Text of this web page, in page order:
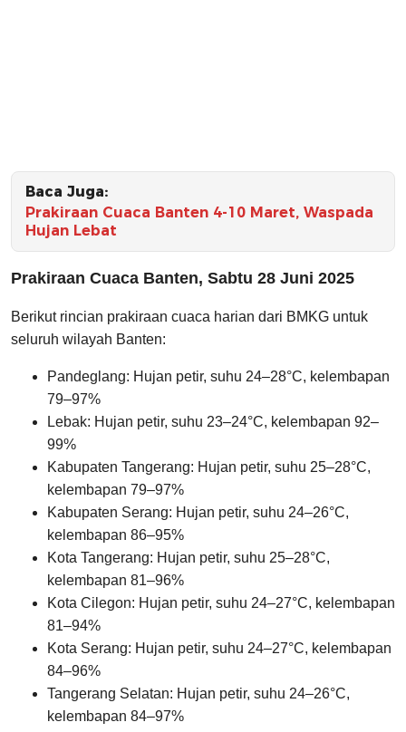
Baca Juga:
Prakiraan Cuaca Banten 4-10 Maret, Waspada
Hujan Lebat
Prakiraan Cuaca Banten, Sabtu 28 Juni 2025
Berikut rincian prakiraan cuaca harian dari BMKG untuk
seluruh wilayah Banten:
Pandeglang: Hujan petir, suhu 24–28°C, kelembapan
79–97%
Lebak: Hujan petir, suhu 23–24°C, kelembapan 92–
99%
Kabupaten Tangerang: Hujan petir, suhu 25–28°C,
kelembapan 79–97%
Kabupaten Serang: Hujan petir, suhu 24–26°C,
kelembapan 86–95%
Kota Tangerang: Hujan petir, suhu 25–28°C,
kelembapan 81–96%
Kota Cilegon: Hujan petir, suhu 24–27°C, kelembapan
81–94%
Kota Serang: Hujan petir, suhu 24–27°C, kelembapan
84–96%
Tangerang Selatan: Hujan petir, suhu 24–26°C,
kelembapan 84–97%